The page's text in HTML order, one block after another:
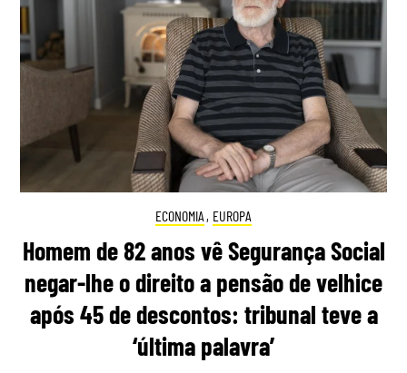
ECONOMIA , EUROPA
Homem de 82 anos vê Segurança Social
negar-lhe o direito a pensão de velhice
após 45 de descontos: tribunal teve a
‘última palavra’